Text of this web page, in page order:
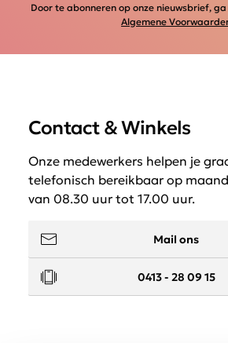
Door te abonneren op onze nieuwsbrief,
Algemene
Contact & Winkels
Onze medewerkers helpen je
telefonisch bereikbaar op
van 08.30 uur tot 17.00 uur.
Mail ons
0413 - 28 09 15